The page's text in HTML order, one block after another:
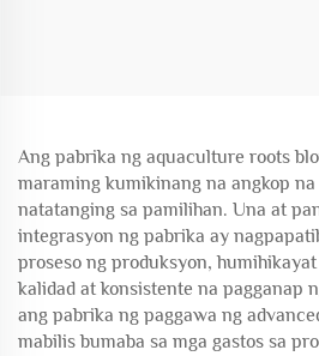
Ang pabrika ng aquaculture roots
maraming kumikinang na angkop
natatanging sa pamilihan. Una at
integrasyon ng pabrika ay
proseso ng produksyon,
kalidad at konsistente na pagganap
ang pabrika ng paggawa ng
mabilis bumaba sa mga gastos sa